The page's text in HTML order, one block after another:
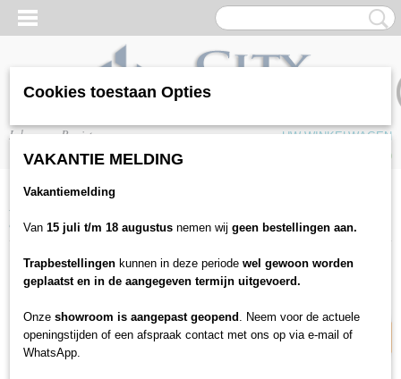
Inloggen Registreren
UW WINKELWAGEN
(0)
Home
egaline 25kg
Cookies toestaan Opties
VAKANTIE MELDING
Vakantiemelding
Van 15 juli t/m 18 augustus nemen wij geen bestellingen aan.
Trapbestellingen kunnen in deze periode wel gewoon worden
geplaatst en in de aangegeven termijn uitgevoerd.
Onze showroom is aangepast geopend . Neem voor de actuele
openingstijden of een afspraak contact met ons op via e-mail of
WhatsApp.